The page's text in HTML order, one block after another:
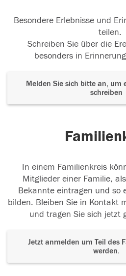
Besondere Erlebnisse und
teilen.
Schreiben Sie über die
besonders in
Melden Sie sich bitte an, um
schreiben
In einem Familienkreis
Mitglieder einer Familie,
Bekannte eintragen und so
bilden. Bleiben Sie in Kontakt
und tragen Sie sich jetzt
Jetzt anmelden um Teil des
werden.